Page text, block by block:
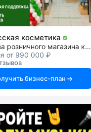
косметика
Франшиза розничного магазина косметики
от 990 000 ₽
бизнес-план